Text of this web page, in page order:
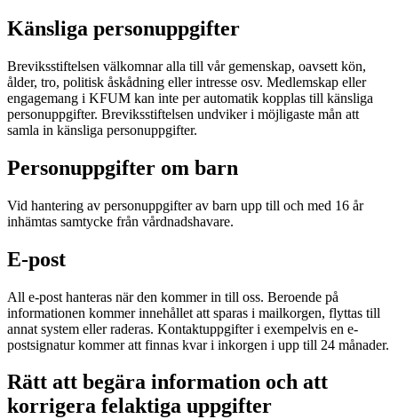
Känsliga personuppgifter
Breviksstiftelsen välkomnar alla till vår gemenskap, oavsett kön,
ålder, tro, politisk åskådning eller intresse osv. Medlemskap eller
engagemang i KFUM kan inte per automatik kopplas till känsliga
personuppgifter. Breviksstiftelsen undviker i möjligaste mån att
samla in känsliga personuppgifter.
Personuppgifter om barn
Vid hantering av personuppgifter av barn upp till och med 16 år
inhämtas samtycke från vårdnadshavare.
E-post
All e-post hanteras när den kommer in till oss. Beroende på
informationen kommer innehållet att sparas i mailkorgen, flyttas till
annat system eller raderas. Kontaktuppgifter i exempelvis en e-
postsignatur kommer att finnas kvar i inkorgen i upp till 24 månader.
Rätt att begära information och att
korrigera felaktiga uppgifter